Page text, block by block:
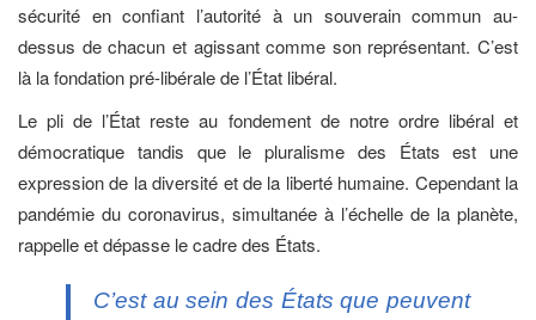
sécurité en confiant l’autorité à un souverain commun au-
dessus de chacun et agissant comme son représentant. C’est
là la fondation pré-libérale de l’État libéral.
Le pli de l’État reste au fondement de notre ordre libéral et
démocratique tandis que le pluralisme des États est une
expression de la diversité et de la liberté humaine. Cependant la
pandémie du coronavirus, simultanée à l’échelle de la planète,
rappelle et dépasse le cadre des États.
C’est au sein des États que peuvent